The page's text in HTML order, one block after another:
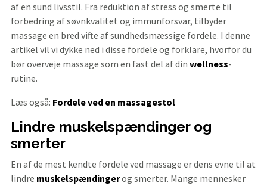
af en sund livsstil. Fra reduktion af stress og smerte til
forbedring af søvnkvalitet og immunforsvar, tilbyder
massage en bred vifte af sundhedsmæssige fordele. I denne
artikel vil vi dykke ned i disse fordele og forklare, hvorfor du
bør overveje massage som en fast del af din wellness-
rutine.
Læs også: Fordele ved en massagestol
Lindre muskelspændinger og
smerter
En af de mest kendte fordele ved massage er dens evne til at
lindre muskelspændingerog smerter. Mange mennesker